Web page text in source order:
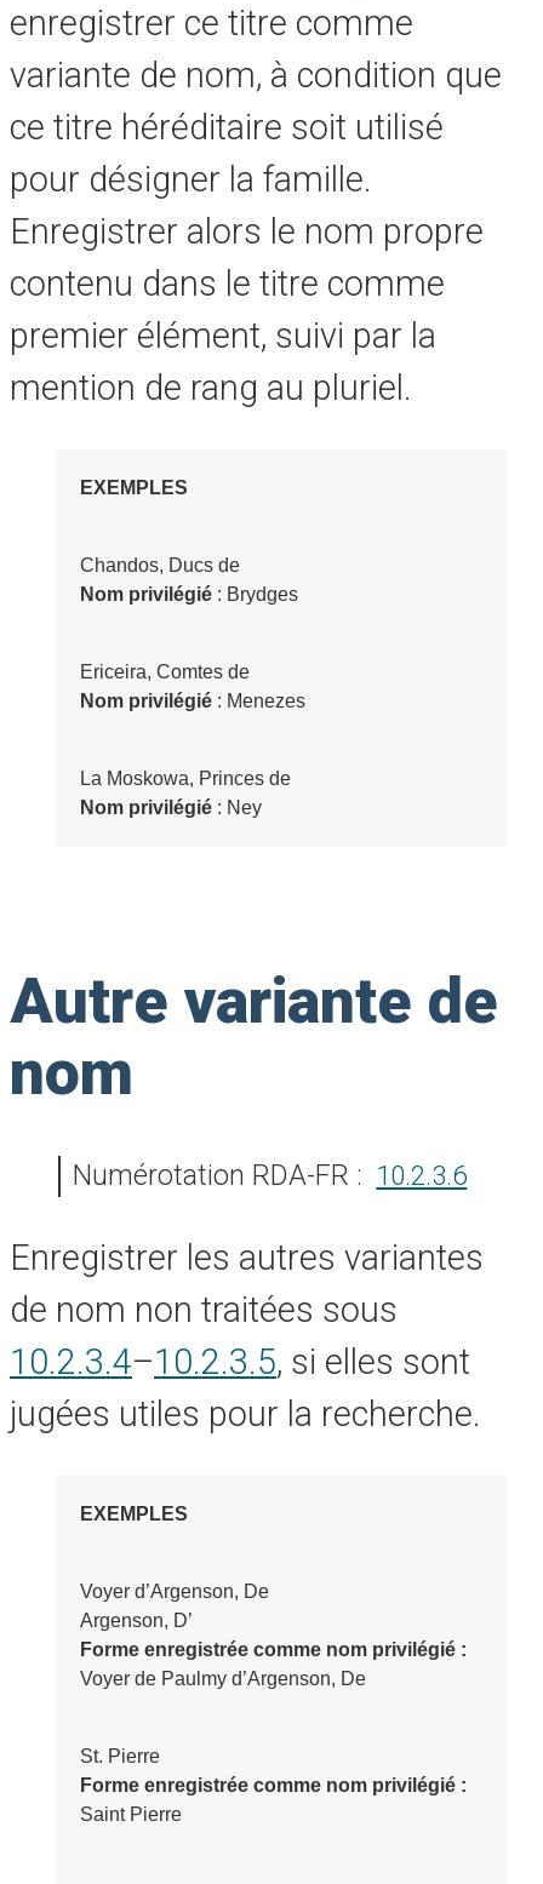
enregistrer ce titre comme
variante de nom, à condition que
ce titre héréditaire soit utilisé
pour désigner la famille.
Enregistrer alors le nom propre
contenu dans le titre comme
premier élément, suivi par la
mention de rang au pluriel.
EXEMPLES
Chandos, Ducs de
Nom privilégié: Brydges
Ericeira, Comtes de
Nom privilégié: Menezes
La Moskowa, Princes de
Nom privilégié: Ney
Autre variante de
nom
Numérotation RDA-FR : 10.2.3.6
Enregistrer les autres variantes
de nom non traitées sous
10.2.3.4–10.2.3.5, si elles sont
jugées utiles pour la recherche.
EXEMPLES
Voyer d’Argenson, De
Argenson, D’
Forme enregistrée comme nom privilégié :
Voyer de Paulmy d’Argenson, De
St. Pierre
Forme enregistrée comme nom privilégié :
Saint Pierre